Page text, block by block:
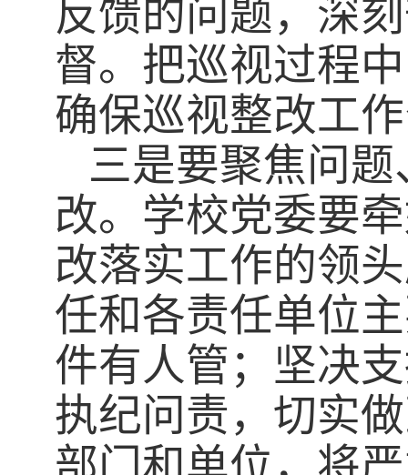
反馈的问题，深
督。把巡视过程
确保巡视整改工
三是要聚焦问
改。学校党委要
改落实工作的领
任和各责任单位
件有人管；坚决
执纪问责，切实